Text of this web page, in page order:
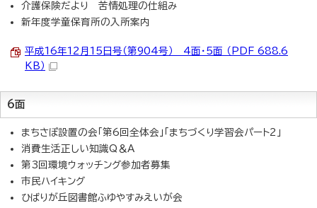
介護保険だより 苦情処理の仕組み
新年度学童保育所の入所案内
平成16年12月15日号（第904号） 4面・5面 （PDF 688.6
KB）
6面
まちさぽ設置の会「第6回全体会」「まちづくり学習会パート2」
消費生活正しい知識Q＆A
第3回環境ウォッチング参加者募集
市民ハイキング
ひばりが丘図書館ふゆやすみえいが会